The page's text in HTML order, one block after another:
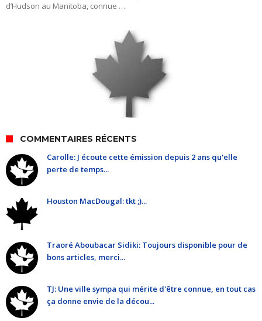
d’Hudson au Manitoba, connue …
COMMENTAIRES RÉCENTS
Carolle: J écoute cette émission depuis 2 ans qu'elle
perte de temps...
Houston MacDougal: tkt ;)...
Traoré Aboubacar Sidiki: Toujours disponible pour de
bons articles, merci...
TJ: Une ville sympa qui mérite d'être connue, en tout cas
ça donne envie de la décou...